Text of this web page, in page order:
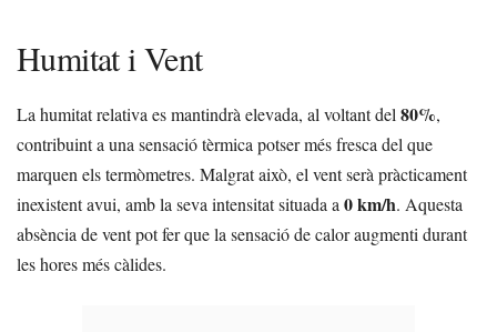
Humitat i Vent
La humitat relativa es mantindrà elevada, al voltant del80%,
contribuint a una sensació tèrmica potser més fresca del que
marquen els termòmetres. Malgrat això, el vent serà pràcticament
inexistent avui, amb la seva intensitat situada a0 km/h. Aquesta
absència de vent pot fer que la sensació de calor augmenti durant
les hores més càlides.